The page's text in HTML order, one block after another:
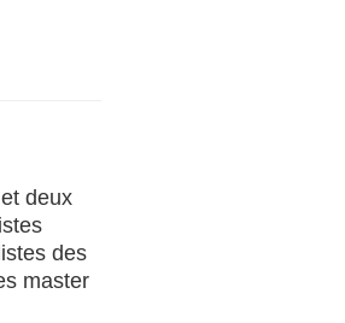
deux
des
master